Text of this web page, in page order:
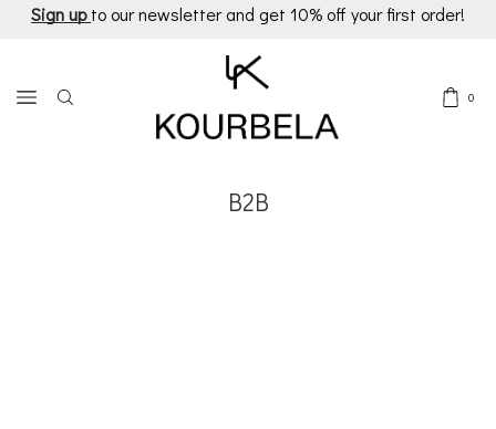
Sign up to our newsletter and get 10% off your first order!
0
B2B